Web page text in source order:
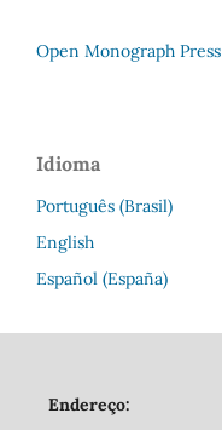
Open Monograph Press
Idioma
Português (Brasil)
English
Español (España)
Endereço: